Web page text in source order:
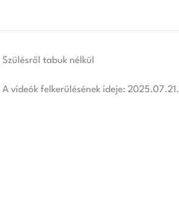
Szülésről tabuk nélkül
A videók felkerülésének ideje: 2025.07.21.